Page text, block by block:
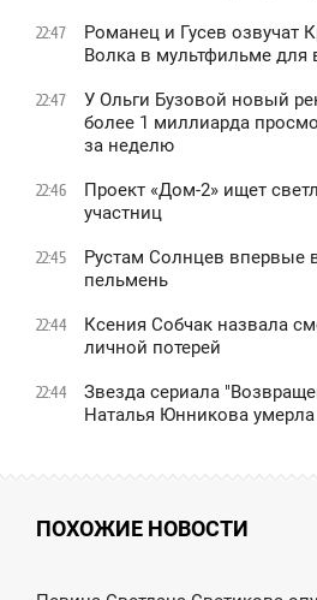
22:47
Романец и Гусев озвучат
Волка в мультфильме для
22:47
У Ольги Бузовой новый
более 1 миллиарда
за неделю
22:46
Проект «Дом-2» ищет
участниц
22:45
Рустам Солнцев впервые
пельмень
22:44
Ксения Собчак назвала
личной потерей
22:44
Звезда сериала
Наталья Юнникова умерла
ПОХОЖИЕ НОВОСТИ